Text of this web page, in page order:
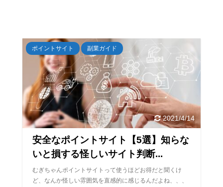
2021/4/14
ポイントサイト 副業ガイド
安全なポイントサイト【5選】知らな
いと損する怪しいサイト判断...
むぎちゃんポイントサイトって使うほどお得だと聞くけ
ど、なんか怪しい雰囲気を直感的に感じるんだよね、、、